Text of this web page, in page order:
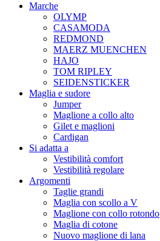
Marche
OLYMP
CASAMODA
REDMOND
MAERZ MUENCHEN
HAJO
TOM RIPLEY
SEIDENSTICKER
Maglia e sudore
Jumper
Maglione a collo alto
Gilet e maglioni
Cardigan
Si adatta a
Vestibilità comfort
Vestibilità regolare
Argomenti
Taglie grandi
Maglia con scollo a V
Maglione con collo rotondo
Maglia di cotone
Nuovo maglione di lana